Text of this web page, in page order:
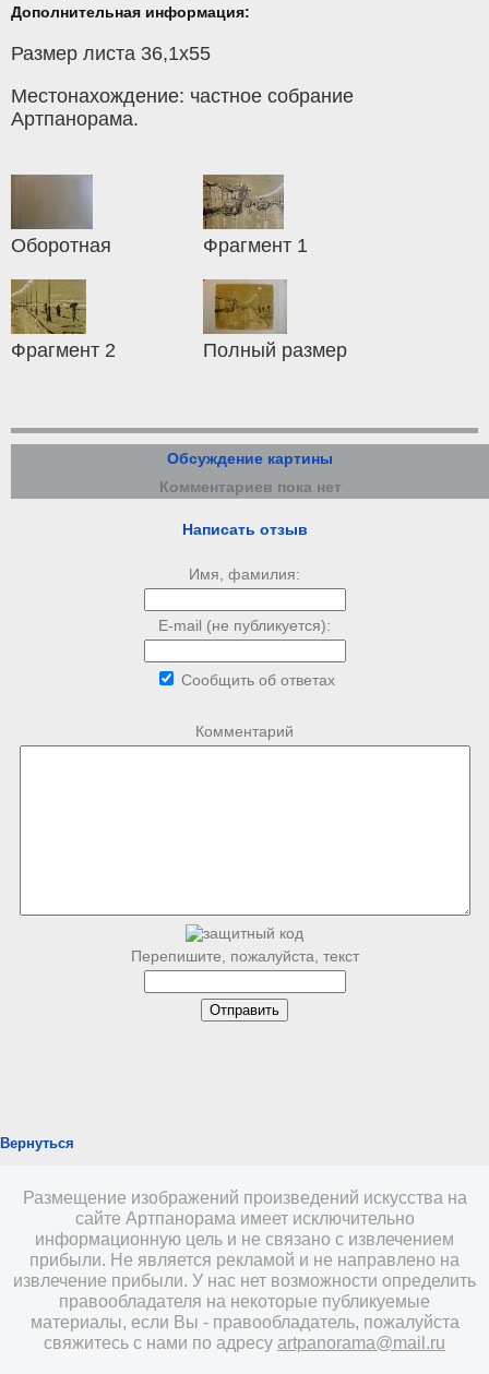
Дополнительная информация:
Размер листа 36,1х55
Местонахождение: частное собрание
Артпанорама.
Оборотная Фрагмент 1
Фрагмент 2 Полный размер
Обсуждение картины
Комментариев пока нет
Написать отзыв
Имя, фамилия:
E-mail (не публикуется):
Сообщить об ответах
Комментарий
Перепишите, пожалуйста, текст
Вернуться
Размещение изображений произведений искусства на
сайте Артпанорама имеет исключительно
информационную цель и не связано с извлечением
прибыли. Не является рекламой и не направлено на
извлечение прибыли. У нас нет возможности определить
правообладателя на некоторые публикуемые
материалы, если Вы - правообладатель, пожалуйста
свяжитесь с нами по адресу artpanorama@mail.ru